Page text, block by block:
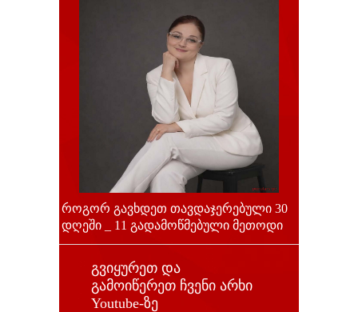
როგორ გავხდეთ თავდაჯერებული 30
დღეში _ 11 გადამოწმებული მეთოდი
გვიყურეთ და
გამოიწერეთ ჩვენი არხი
Youtube-ზე